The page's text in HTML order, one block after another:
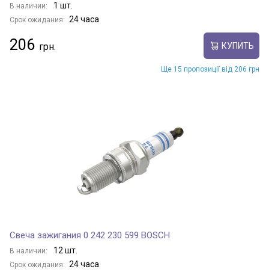
В наличии: 1 шт.
Срок ожидания: 24 часа
206 КУПИТЬ
Ще 15 пропозиції від 206 грн
Свеча зажигания 0 242 230 599 BOSCH
В наличии: 12 шт.
Срок ожидания: 24 часа